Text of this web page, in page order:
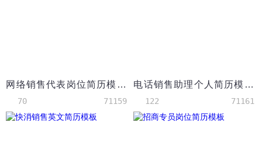
网络销售代表岗位简历模板（突出技能证书）
70 71159
电话销售助理个人简历模板
122 71161